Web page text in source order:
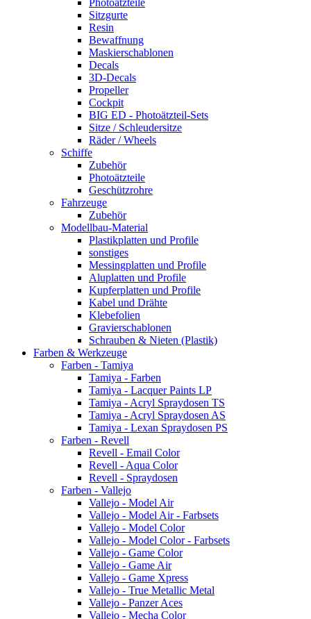
Photoätzteile
Sitzgurte
Resin
Bewaffnung
Maskierschablonen
Decals
3D-Decals
Propeller
Cockpit
BIG ED - Photoätzteil-Sets
Sitze / Schleudersitze
Räder / Wheels
Schiffe
Zubehör
Photoätzteile
Geschützrohre
Fahrzeuge
Zubehör
Modellbau-Material
Plastikplatten und Profile
sonstiges
Messingplatten und Profile
Aluplatten und Profile
Kupferplatten und Profile
Kabel und Drähte
Klebefolien
Gravierschablonen
Schrauben & Nieten (Plastik)
Farben & Werkzeuge
Farben - Tamiya
Tamiya - Farben
Tamiya - Lacquer Paints LP
Tamiya - Acryl Spraydosen TS
Tamiya - Acryl Spraydosen AS
Tamiya - Lexan Spraydosen PS
Farben - Revell
Revell - Email Color
Revell - Aqua Color
Revell - Spraydosen
Farben - Vallejo
Vallejo - Model Air
Vallejo - Model Air - Farbsets
Vallejo - Model Color
Vallejo - Model Color - Farbsets
Vallejo - Game Color
Vallejo - Game Air
Vallejo - Game Xpress
Vallejo - True Metallic Metal
Vallejo - Panzer Aces
Vallejo - Mecha Color